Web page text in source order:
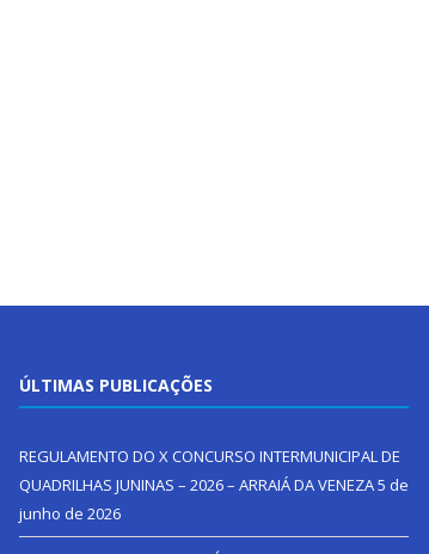
ÚLTIMAS PUBLICAÇÕES
REGULAMENTO DO X CONCURSO INTERMUNICIPAL DE
QUADRILHAS JUNINAS – 2026 – ARRAIÁ DA VENEZA5 de
junho de 2026